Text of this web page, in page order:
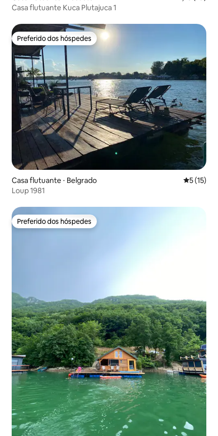
Casa flutuante Kuca Plutajuca 1
Preferido dos hóspedes
Preferido dos hóspedes
Casa flutuante ⋅ Belgrado 5 de uma
5 (15)
Loup 1981
Preferido dos hóspedes
Preferido dos hóspedes